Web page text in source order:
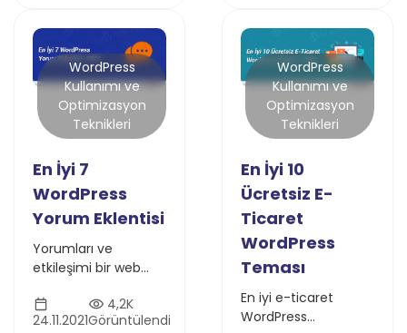
nasıl
ekleyebileceğinizi ele
alacağız.
WordPress
Kullanımı ve
Optimizasyon
Teknikleri
En İyi 7
WordPress
Yorum Eklentisi
Yorumları ve
etkileşimi bir web
önemli bir unsuru
olarak görüyoruz. En
24.11.2021
4,2K
Görüntülendi
WordPress
Kullanımı ve
Optimizasyon
Teknikleri
En İyi 10
Ücretsiz E-
Ticaret
WordPress
Teması
En iyi e-ticaret
WordPress